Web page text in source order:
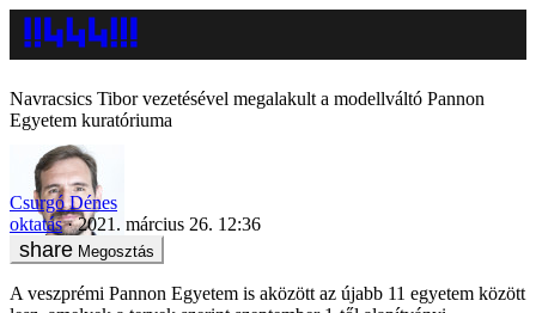
Navracsics Tibor vezetésével megalakult a modellváltó Pannon
Egyetem kuratóriuma
Csurgó Dénes
oktatás
2021. március 26. 12:36
Megosztás
A veszprémi Pannon Egyetem is aközött az újabb 11 egyetem között